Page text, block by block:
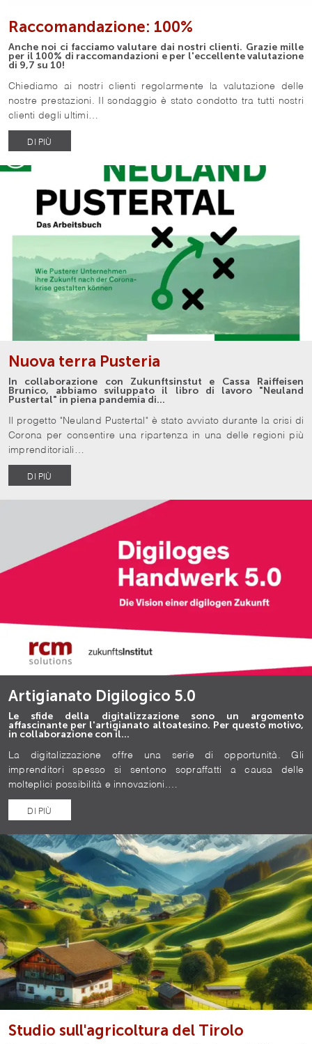
Raccomandazione: 100%
Anche noi ci facciamo valutare dai nostri clienti. Grazie mille
per il 100% di raccomandazioni e per l'eccellente valutazione
di 9,7 su 10!
Chiediamo ai nostri clienti regolarmente la valutazione delle
nostre prestazioni. Il sondaggio è stato condotto tra tutti nostri
clienti degli ultimi…
DI PIÙ
Nuova terra Pusteria
In collaborazione con Zukunftsinstut e Cassa Raiffeisen
Brunico, abbiamo sviluppato il libro di lavoro "Neuland
Pustertal" in piena pandemia di…
Il progetto "Neuland Pustertal" è stato avviato durante la crisi di
Corona per consentire una ripartenza in una delle regioni più
imprenditoriali…
DI PIÙ
Artigianato Digilogico 5.0
Le sfide della digitalizzazione sono un argomento
affascinante per l'artigianato altoatesino. Per questo motivo,
in collaborazione con il…
La digitalizzazione offre una serie di opportunità. Gli
imprenditori spesso si sentono sopraffatti a causa delle
molteplici possibilità e innovazioni.…
DI PIÙ
Studio sull'agricoltura del Tirolo